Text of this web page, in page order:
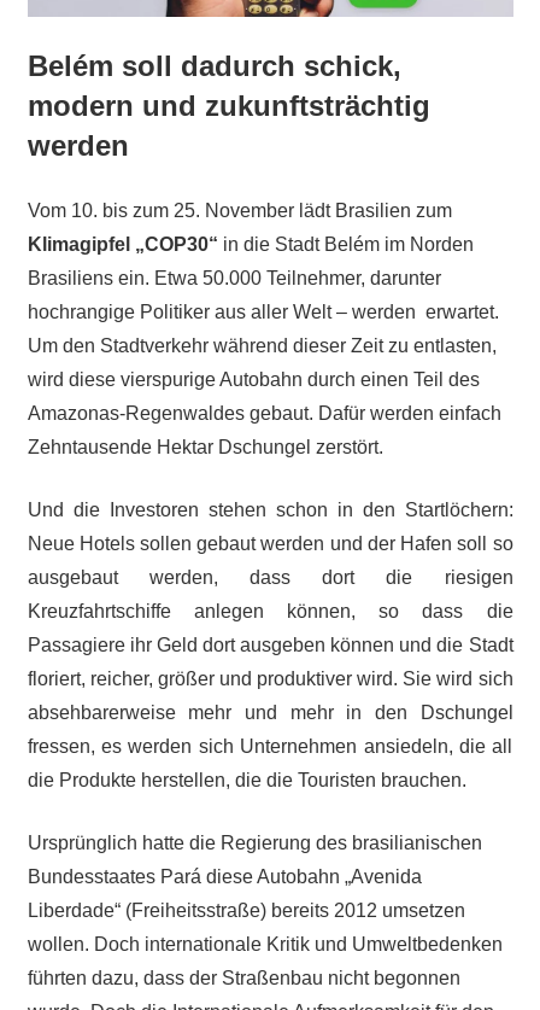
Belém soll dadurch schick,
modern und zukunftsträchtig
werden
Vom 10. bis zum 25. November lädt Brasilien zum
Klimagipfel „COP30“ in die Stadt Belém im Norden
Brasiliens ein. Etwa 50.000 Teilnehmer, darunter
hochrangige Politiker aus aller Welt – werden erwartet.
Um den Stadtverkehr während dieser Zeit zu entlasten,
wird diese vierspurige Autobahn durch einen Teil des
Amazonas-Regenwaldes gebaut. Dafür werden einfach
Zehntausende Hektar Dschungel zerstört.
Und die Investoren stehen schon in den Startlöchern:
Neue Hotels sollen gebaut werden und der Hafen soll so
ausgebaut werden, dass dort die riesigen
Kreuzfahrtschiffe anlegen können, so dass die
Passagiere ihr Geld dort ausgeben können und die Stadt
floriert, reicher, größer und produktiver wird. Sie wird sich
absehbarerweise mehr und mehr in den Dschungel
fressen, es werden sich Unternehmen ansiedeln, die all
die Produkte herstellen, die die Touristen brauchen.
Ursprünglich hatte die Regierung des brasilianischen
Bundesstaates Pará diese Autobahn „Avenida
Liberdade“ (Freiheitsstraße) bereits 2012 umsetzen
wollen. Doch internationale Kritik und Umweltbedenken
führten dazu, dass der Straßenbau nicht begonnen